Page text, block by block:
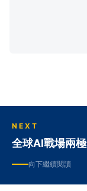
NEXT
全球AI戰場兩
向下繼續閱讀